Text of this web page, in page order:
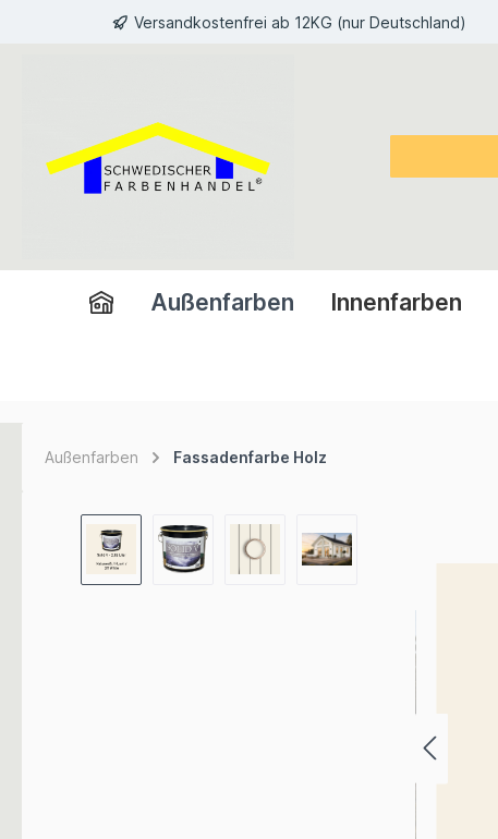
springen Versandkostenfrei ab 12KG (nur Deutschland)
Außenfarben Innenfarben
Außenfarben Fassadenfarbe Holz